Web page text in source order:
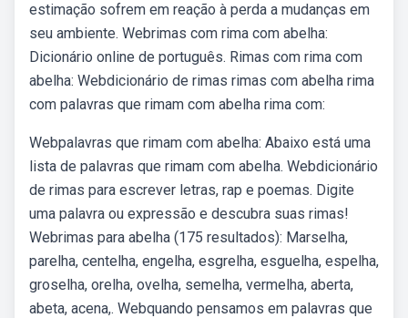
estimação sofrem em reação à perda a mudanças em
seu ambiente. Webrimas com rima com abelha:
Dicionário online de português. Rimas com rima com
abelha: Webdicionário de rimas rimas com abelha rima
com palavras que rimam com abelha rima com:
Webpalavras que rimam com abelha: Abaixo está uma
lista de palavras que rimam com abelha. Webdicionário
de rimas para escrever letras, rap e poemas. Digite
uma palavra ou expressão e descubra suas rimas!
Webrimas para abelha (175 resultados): Marselha,
parelha, centelha, engelha, esgrelha, esguelha, espelha,
groselha, orelha, ovelha, semelha, vermelha, aberta,
abeta, acena,. Webquando pensamos em palavras que